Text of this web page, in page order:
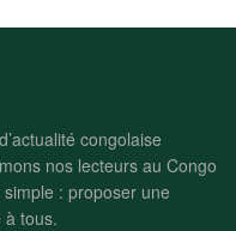
congolaise
nos lecteurs au Congo
: proposer une
à tous.